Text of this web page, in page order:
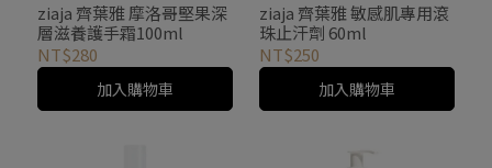
ziaja 齊葉雅 摩洛哥堅果深
層滋養護手霜100ml
NT$280
加入購物車
ziaja 齊葉雅 敏感肌專用滾
珠止汗劑 60ml
NT$250
加入購物車